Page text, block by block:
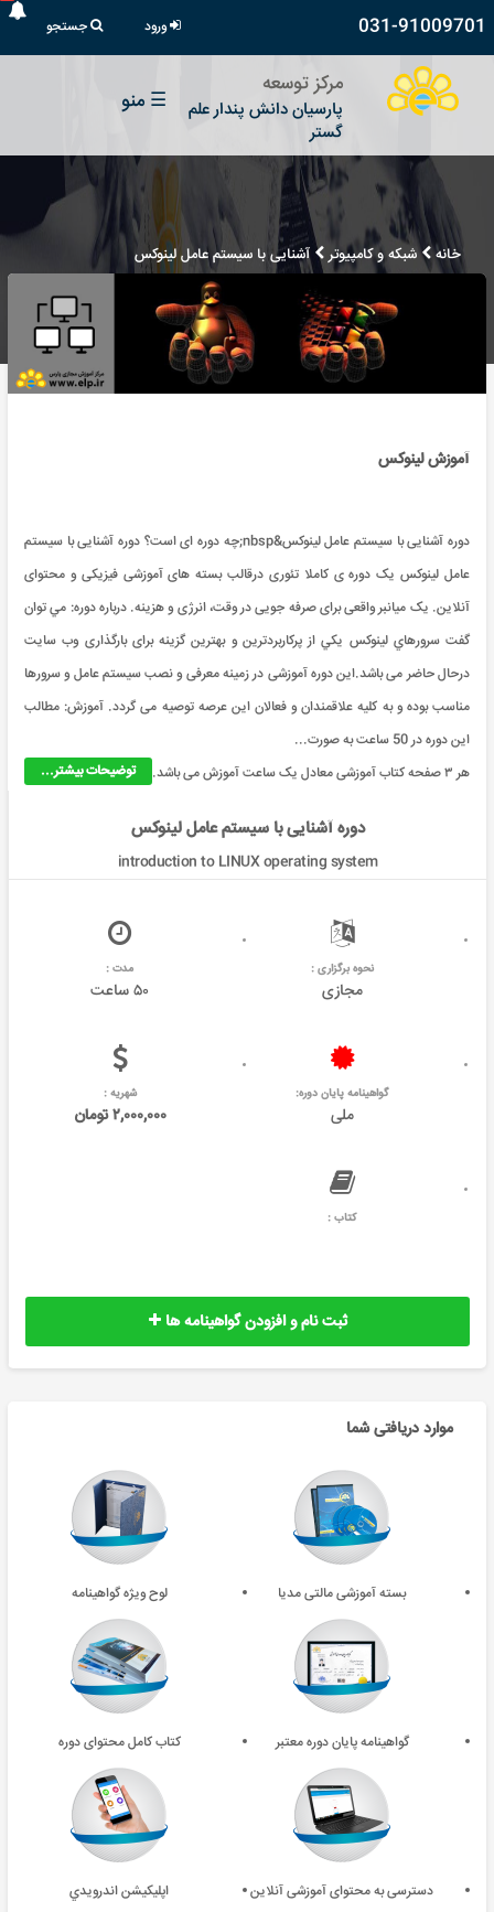
031-91009701 ورود جستجو
مرکز توسعه
پارسیان دانش پندار علم
گستر
☰ منو
خانه شبکه و کامپیوتر آشنایی با سیستم عامل لینوکس
آموزش لینوکس
دوره آشنایی با سیستم عامل لینوکس&nbsp;چه دوره ای است؟ دوره آشنایی با سیستم
عامل لینوکس یک دوره ی کاملا تئوری درقالب بسته های آموزشی فیزیکی و محتوای
آنلاین. یک میانبر واقعی برای صرفه جویی در وقت، انرژی و هزینه. درباره دوره: مي توان
گفت سرورهاي لينوکس يکي از پرکاربردترين و بهترين گزينه برای بارگذاری وب سایت
درحال حاضر می باشد.این دوره آموزشی در زمینه معرفی و نصب سیستم عامل و سرورها
مناسب بوده و به کلیه علاقمندان و فعالان این عرصه توصیه می گردد. آموزش: مطالب
این دوره در 50 ساعت به صورت...
توضیحات بیشتر...
هر ۳ صفحه کتاب آموزشی معادل یک ساعت آموزش می باشد.
دوره آشنایی با سیستم عامل لینوکس
introduction to LINUX operating system
نحوه برگزاری :
مجازی
مدت :
۵۰ ساعت
گواهینامه پایان دوره:
ملی
شهریه :
۲,۰۰۰,۰۰۰ تومان
کتاب :
ثبت نام و افزودن گواهینامه ها
موارد دریافتی شما
بسته آموزشی مالتی مدیا لوح ویژه گواهینامه
گواهینامه پایان دوره معتبر کتاب کامل محتوای دوره
دسترسی به محتوای آموزشی آنلاین اپليکيشن اندرويدي